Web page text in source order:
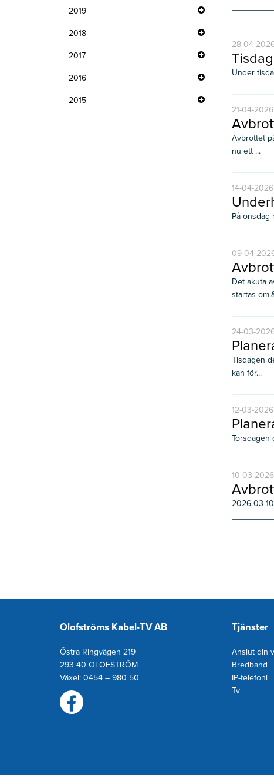
2019
2018
2017
2016
2015
28-04-
Under
21-04-
Avbrottet
nu ett ...
14-04-
På onsdag
09-04-
Det akuta
startas
24-03-
Tisdagen
kan för...
12-03-
Torsdagen
10-03-
2026-03-
Olofströms Kabel-TV AB
Östra Ringvägen 219
293 40 OLOFSTRÖM
Växel: 0454 – 980 50
Tjänster
Anslut din
Bredband
IP-telefoni
Tv